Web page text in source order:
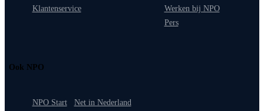
Klantenservice
Werken bij NPO
Pers
Ook NPO
NPO Start
Net in Nederland